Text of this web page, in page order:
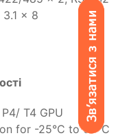
3.1 x 8
T4 GPU
for -25°C to 60°C